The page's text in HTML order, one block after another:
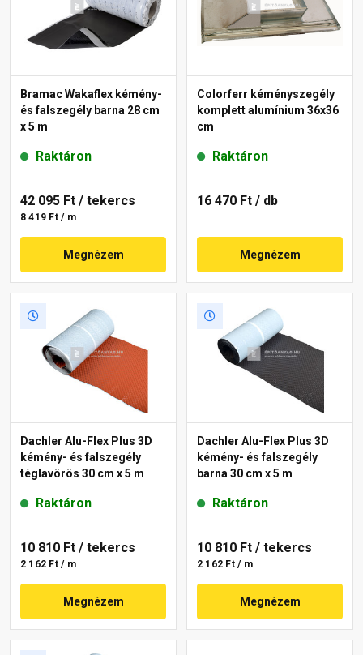
Bramac Wakaflex kémény-
és falszegély barna 28 cm
x 5 m
Raktáron
42 095 Ft / tekercs
8 419 Ft / m
Megnézem
Colorferr kéményszegély
komplett alumínium 36x36
cm
Raktáron
16 470 Ft / db
Megnézem
Dachler Alu-Flex Plus 3D
kémény- és falszegély
téglavörös 30 cm x 5 m
Raktáron
10 810 Ft / tekercs
2 162 Ft / m
Megnézem
Dachler Alu-Flex Plus 3D
kémény- és falszegély
barna 30 cm x 5 m
Raktáron
10 810 Ft / tekercs
2 162 Ft / m
Megnézem